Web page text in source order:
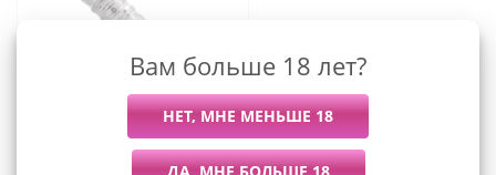
Утолщающая
текстурированная
насадка на пенис - Tom of
Вам больше 18 лет?